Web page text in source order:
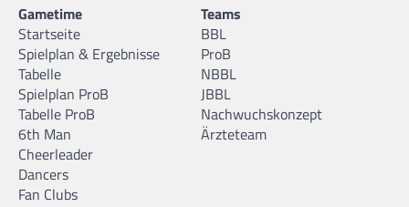
Gametime
Startseite
Spielplan & Ergebnisse
Tabelle
Spielplan ProB
Tabelle ProB
6th Man
Cheerleader
Dancers
Fan Clubs
Teams
BBL
ProB
NBBL
JBBL
Nachwuchskonzept
Ärzteteam